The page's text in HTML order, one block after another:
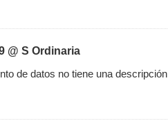
@ S Ordinaria
de datos no tiene una descripción